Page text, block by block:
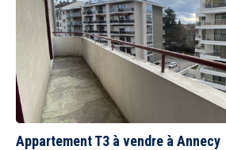
Appartement T3 à vendre à Annecy